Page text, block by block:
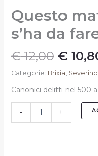
Questo
s’ha da
€12,00
era:
€
€
Categorie: Brixia
Canonici delitti nel 500
-
s'ha
fare
+